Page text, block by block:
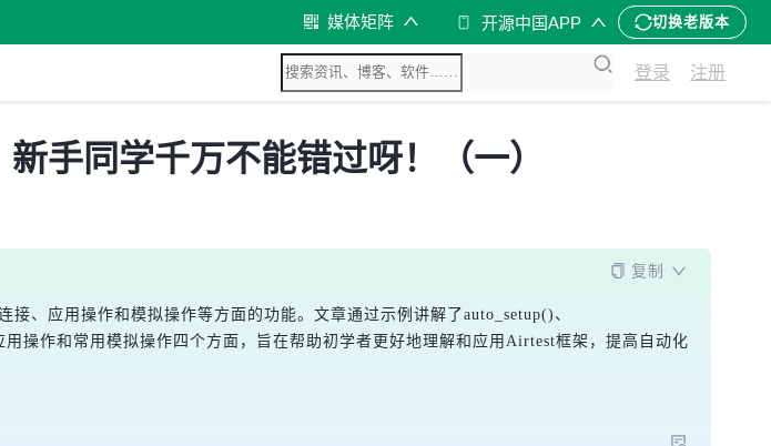
媒体矩阵 开源中国APP 切换老版本
登录 注册
手同学千万不能错过呀！（一）
复制
、应用操作和模拟操作等方面的功能。文章通过示例讲解了auto_setup()、
操作和常用模拟操作四个方面，旨在帮助初学者更好地理解和应用Airtest框架，提高自动化